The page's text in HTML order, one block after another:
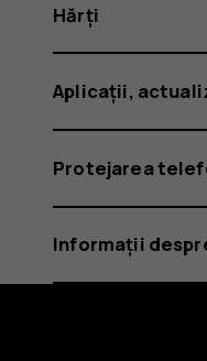
Hărți
Aplicații,
Protejarea
Informații